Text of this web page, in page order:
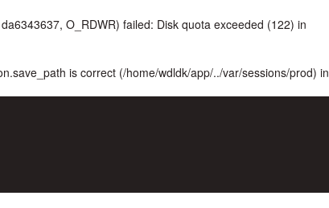
O_RDWR) failed: Disk quota exceeded (122) in
is correct (/home/wdldk/app/../var/sessions/prod) in